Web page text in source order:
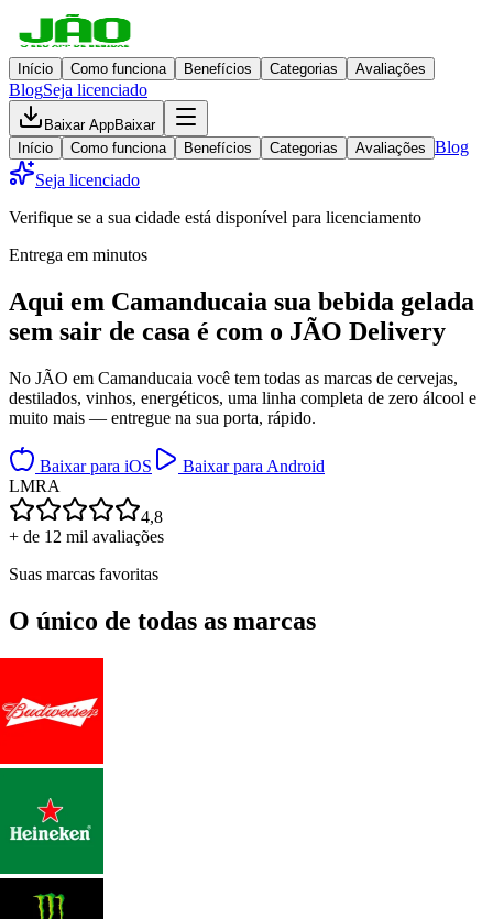
Início Como funciona Benefícios Categorias Avaliações
BlogSeja licenciado
Baixar AppBaixar
Início
Como funciona Benefícios Categorias Avaliações Blog
Seja licenciado
Verifique se a sua cidade está disponível para licenciamento
Entrega em minutos
Aqui em Camanducaia sua bebida gelada
sem sair de casa é com o JÃO Delivery
No JÃO em Camanducaia você tem todas as marcas de cervejas,
destilados, vinhos, energéticos, uma linha completa de zero álcool e
muito mais — entregue na sua porta, rápido.
Baixar para iOS
Baixar para Android
LMRA
4,8
+ de 12 mil avaliações
Suas marcas favoritas
O único de todas as marcas